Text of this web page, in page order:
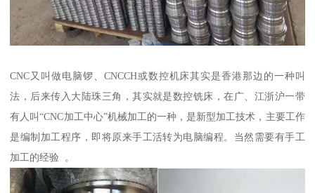
CNC又叫做电脑锣、CNCCH或数控机床其实是香港那边的一种叫
法，后来传入大陆珠三角，其实就是数控铣床，在广、江浙沪一带
有人叫“CNC加工中心”机械加工的一种，是新型加工技术，主要工作
是编制加工程序，即将原来手工活转为电脑编程。当然需要有手工
加工的经验 。